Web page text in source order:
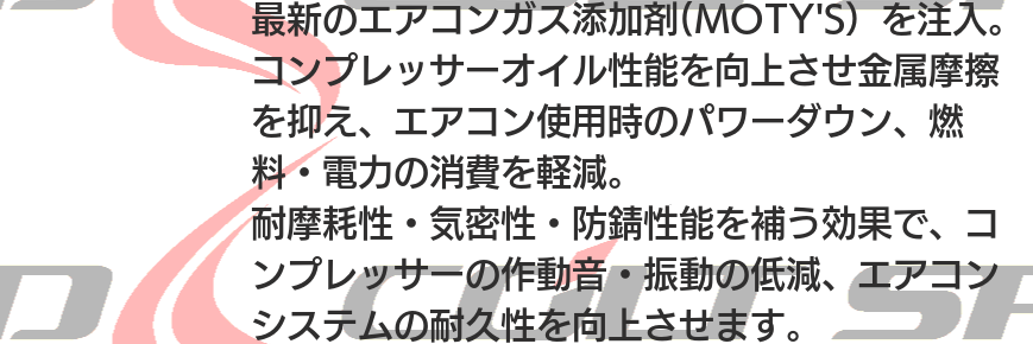
最新のエアコンガス添加剤(MOTY'S）を注入。
コンプレッサーオイル性能を向上させ金属摩擦
を抑え、エアコン使用時のパワーダウン、燃
料・電力の消費を軽減。
耐摩耗性・気密性・防錆性能を補う効果で、コ
ンプレッサーの作動音・振動の低減、エアコン
システムの耐久性を向上させます。